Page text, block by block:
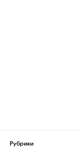
Рубрики